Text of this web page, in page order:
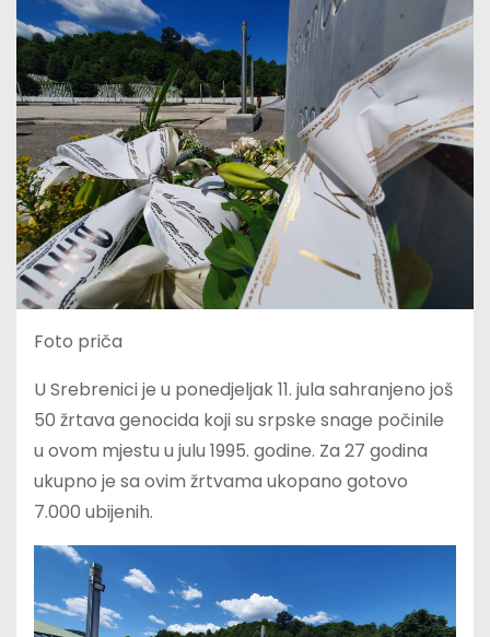
Foto priča
U Srebrenici je u ponedjeljak 11. jula sahranjeno još
50 žrtava genocida koji su srpske snage počinile
u ovom mjestu u julu 1995. godine. Za 27 godina
ukupno je sa ovim žrtvama ukopano gotovo
7.000 ubijenih.